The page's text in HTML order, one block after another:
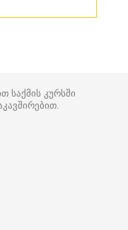
საქმის კურსში